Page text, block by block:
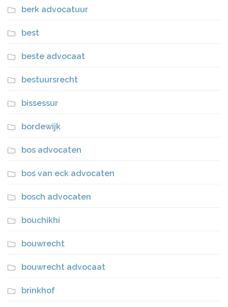
berk advocatuur
best
beste advocaat
bestuursrecht
bissessur
bordewijk
bos advocaten
bos van eck advocaten
bosch advocaten
bouchikhi
bouwrecht
bouwrecht advocaat
brinkhof